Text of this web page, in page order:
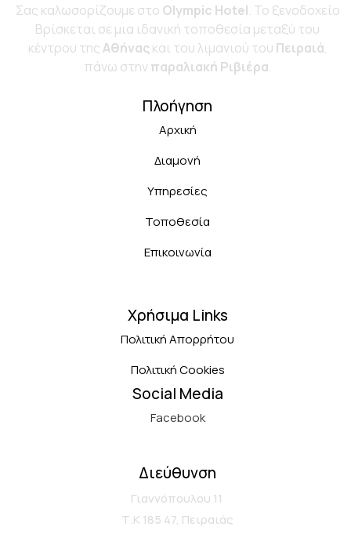
Σας καλωσορίζουμε στο Olympic Hotel. Το ξενοδοχείο
Bρίσκεται σε μια ιδανική τοποθεσία μεταξύ του
κέντρου τηςΑθήνας και του λιμανιού του Πειραιά,
πάνω στην παραλιακή Ριβιέρα.
Πλοήγηση
Αρχική
Διαμονή
Υπηρεσίες
Τοποθεσία
Επικοινωνία
Χρήσιμα Links
Πολιτική Απορρήτου
Πολιτική Cookies
Social Media
Facebook
Διεύθυνση
Γιαννόπουλου 11
Τ.Κ 185 47, Πειραιάς